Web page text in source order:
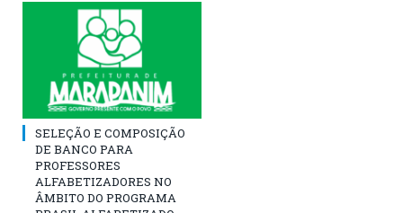
SELEÇÃO E COMPOSIÇÃO
DE BANCO PARA
PROFESSORES
ALFABETIZADORES NO
ÂMBITO DO PROGRAMA